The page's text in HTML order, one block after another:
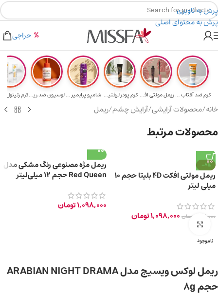
پرش به ناوبری
پرش به محتوای اصلی
۲٪ تخفیف روی سبد خرید برای روش کارت به کارت
هدیه برای خرید های بالای ۵ میلیون تومن
حراجی
کرم ضد آفتاب حا... ریمل مولتی افکت... کرم پودر لیفتین... شامپو پرایمیر پ... لوسیون ضد ریزش ...
خانه/محصولات آرایشی/آرایش چشم/ریمل
محصولات مرتبط
-8%
ریمل مولتی افکت 4D بلیتا حجم 10
میلی لیتر
1,198,000 تومان 1,098,000تومان
ریمل مژه مصنوعی رنگ مشکی مدل
Red Queen حجم 12 میلی‌لیتر
1,098,000تومان
ناموجود
برای بزرگ‌نمایی کلیک کنید
ریمل لوکس ویسیج مدل ARABIAN NIGHT DRAMA
حجم 8g